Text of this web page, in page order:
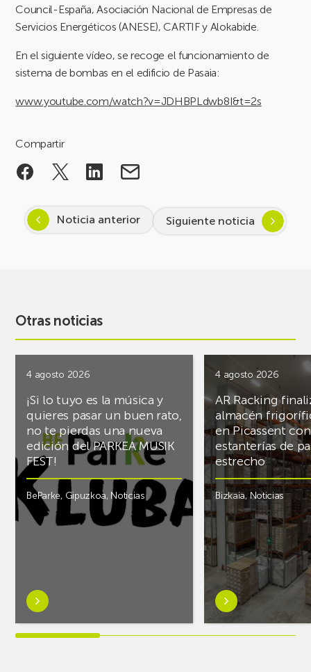
Council-España, Asociación Nacional de Empresas de
Servicios Energéticos (ANESE), CARTIF y Alokabide.
En el siguiente vídeo, se recoge el funcionamiento de
sistema de bombas en el edificio de Pasaia:
www.youtube.com/watch?v=JDHBPLdwb8I&t=2s
Compartir
Noticia anterior Siguiente noticia
Otras noticias
4 agosto 2026
¡Si lo tuyo es la música y
quieres pasar un buen rato,
no te pierdas una nueva
edición del PARKEA MUSIK
FEST!
BeParke, Gipuzkoa, Noticias
Saber
más
sobre¡Si
4 agosto 2026
AR Racking
almacén
en Picassent con
estanterías de
estrecho
Bizkaia,Noticias
Saber
más